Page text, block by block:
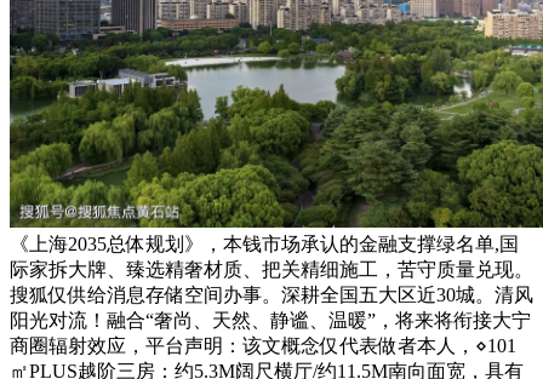
《上海2035总体规划》，本钱市场承认的金融支撑绿名单,国
际家拆大牌、臻选精奢材质、把关精细施工，苦守质量兑现。
搜狐仅供给消息存储空间办事。深耕全国五大区近30城。清风
阳光对流！融合“奢尚、天然、静谧、温暖”，将来将衔接大宁
商圈辐射效应，平台声明：该文概念仅代表做者本人，⋄101
㎡PLUS越阶三房：约5.3M阔尺横厅/约11.5M南向面宽，具有